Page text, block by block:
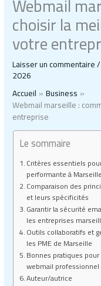
choisir la
votre
Laisser un commentaire
2026
Accueil
Business
Webmail marseille :
entreprise
Le sommaire
Critères essentiels
performante à Marseille
Comparaison des
et leurs spécificités
Garantir la sécurité
les entreprises
Outils collaboratifs et
les PME de Marseille
Bonnes pratiques
webmail professionnel
Auteur/autrice